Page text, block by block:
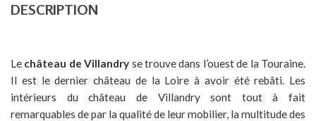
DESCRIPTION
Le château de Villandry se trouve dans l’ouest de la Touraine.
Il est le dernier château de la Loire à avoir été rebâti. Les
intérieurs du château de Villandry sont tout à fait
remarquables de par la qualité de leur mobilier, la multitude des